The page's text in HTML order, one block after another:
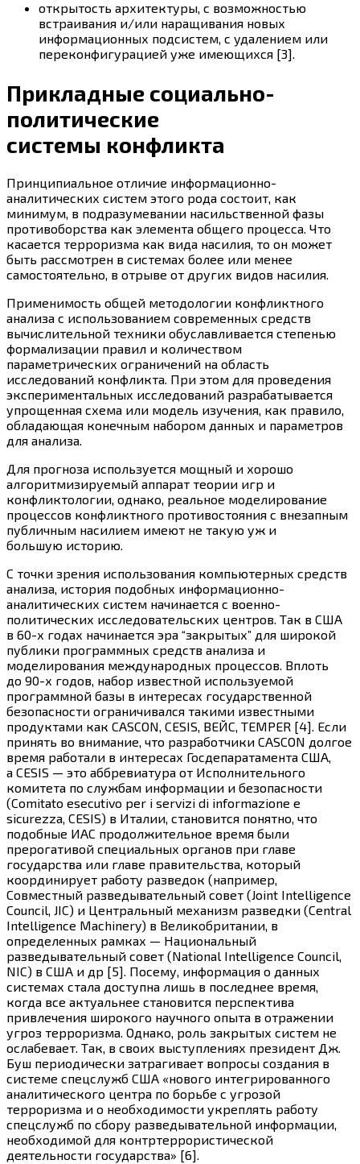
открытость архитектуры, с возможностью
встраивания и/или наращивания новых
информационных подсистем, с удалением или
переконфигурацией уже имеющихся [3].
Прикладные социально-
политические
системы конфликта
Принципиальное отличие информационно-
аналитических систем этого рода состоит, как
минимум, в подразумевании насильственной фазы
противоборства как элемента общего процесса. Что
касается терроризма как вида насилия, то он может
быть рассмотрен в системах более или менее
самостоятельно, в отрыве от других видов насилия.
Применимость общей методологии конфликтного
анализа с использованием современных средств
вычислительной техники обуславливается степенью
формализации правил и количеством
параметрических ограничений на область
исследований конфликта. При этом для проведения
экспериментальных исследований разрабатывается
упрощенная схема или модель изучения, как правило,
обладающая конечным набором данных и параметров
для анализа.
Для прогноза используется мощный и хорошо
алгоритмизируемый аппарат теории игр и
конфликтологии, однако, реальное моделирование
процессов конфликтного противостояния с внезапным
публичным насилием имеют не такую уж и
большую историю.
C точки зрения использования компьютерных средств
анализа, история подобных информационно-
аналитических систем начинается с военно-
политических исследовательских центров. Так в США
в 60-х годах начинается эра “закрытых” для широкой
публики программных средств анализа и
моделирования международных процессов. Вплоть
до 90-х годов, набор известной используемой
программной базы в интересах государственной
безопасности ограничивался такими известными
продуктами как CASCON, CESIS, ВЕЙС, TEMPER [4]. Если
принять во внимание, что разработчики CASCON долгое
время работали в интересах Госдепаратамента США,
а CESIS — это аббревиатура от Исполнительного
комитета по службам информации и безопасности
(Comitato esecutivo per i servizi di informazione e
sicurezza, CESIS) в Италии, становится понятно, что
подобные ИАС продолжительное время были
прерогативой специальных органов при главе
государства или главе правительства, который
координирует работу разведок (например,
Совместный разведывательный совет (Joint Intelligence
Council, JIC) и Центральный механизм разведки (Central
Intelligence Machinery) в Великобритании, в
определенных рамках — Национальный
разведывательный совет (National Intelligence Council,
NIC) в США и др [5]. Посему, информация о данных
системах стала доступна лишь в последнее время,
когда все актуальнее становится перспектива
привлечения широкого научного опыта в отражении
угроз терроризма. Однако, роль закрытых систем не
ослабевает. Так, в своих выступлениях президент Дж.
Буш периодически затрагивает вопросы создания в
системе спецслужб США «нового интегрированного
аналитического центра по борьбе с угрозой
терроризма и о необходимости укреплять работу
спецслужб по сбору разведывательной информации,
необходимой для контртеррористической
деятельности государства» [6].